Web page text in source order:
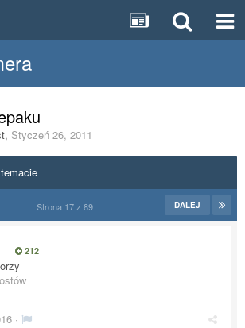
, Styczeń 26, 2011
DALEJ
Strona 17 z 89
212
·